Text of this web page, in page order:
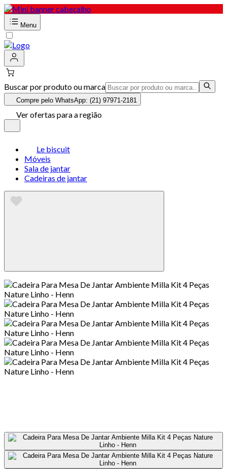
Menu
Buscar por produto ou marca
Compre pelo WhatsApp: (21) 97971-2181
Ver ofertas para a região
Le biscuit
Móveis
Sala de jantar
Cadeiras de jantar